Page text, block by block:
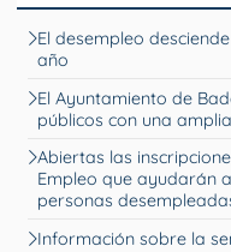
El desempleo
año
El Ayuntamiento de
públicos con una
Abiertas las
Empleo que ayudarán
personas
Información sobre la